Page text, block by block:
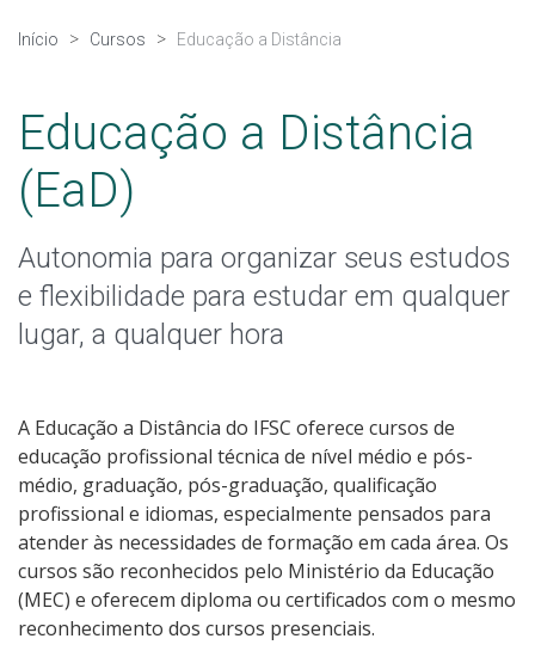
Técnicos Integrados
Qualificação Profissional e Idiomas
Graduação
Especialização
Educação a Distância
Processo de Inscrição
Resultados
Início Cursos Educação a Distância
Educação a Distância
(EaD)
Autonomia para organizar seus estudos
e flexibilidade para estudar em qualquer
lugar, a qualquer hora
A Educação a Distância do IFSC oferece cursos de
educação profissional técnica de nível médio e pós-
médio, graduação, pós-graduação, qualificação
profissional e idiomas, especialmente pensados para
atender às necessidades de formação em cada área. Os
cursos são reconhecidos pelo Ministério da Educação
(MEC) e oferecem diploma ou certificados com o mesmo
reconhecimento dos cursos presenciais.